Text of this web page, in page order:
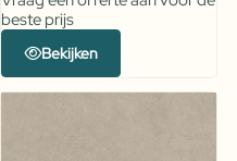
beste prijs
Bekijken